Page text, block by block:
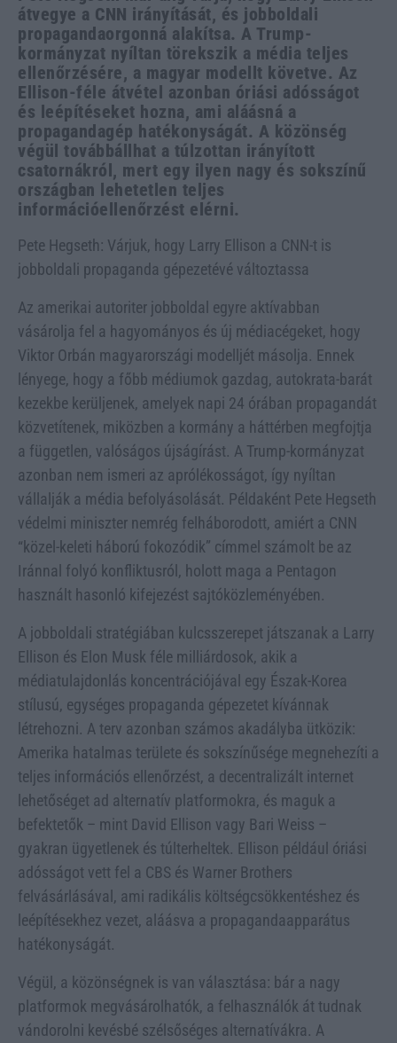
átvegye a CNN irányítását, és jobboldali
propagandaorgonná alakítsa. A Trump-
kormányzat nyíltan törekszik a média teljes
ellenőrzésére, a magyar modellt követve. Az
Ellison-féle átvétel azonban óriási adósságot
és leépítéseket hozna, ami aláásná a
propagandagép hatékonyságát. A közönség
végül továbbállhat a túlzottan irányított
csatornákról, mert egy ilyen nagy és sokszínű
országban lehetetlen teljes
információellenőrzést elérni.
Pete Hegseth: Várjuk, hogy Larry Ellison a CNN-t is
jobboldali propaganda gépezetévé változtassa
Az amerikai autoriter jobboldal egyre aktívabban
vásárolja fel a hagyományos és új médiacégeket, hogy
Viktor Orbán magyarországi modelljét másolja. Ennek
lényege, hogy a főbb médiumok gazdag, autokrata-barát
kezekbe kerüljenek, amelyek napi 24 órában propagandát
közvetítenek, miközben a kormány a háttérben megfojtja
a független, valóságos újságírást. A Trump-kormányzat
azonban nem ismeri az aprólékosságot, így nyíltan
vállalják a média befolyásolását. Példaként Pete Hegseth
védelmi miniszter nemrég felháborodott, amiért a CNN
“közel-keleti háború fokozódik” címmel számolt be az
Iránnal folyó konfliktusról, holott maga a Pentagon
használt hasonló kifejezést sajtóközleményében.
A jobboldali stratégiában kulcsszerepet játszanak a Larry
Ellison és Elon Musk féle milliárdosok, akik a
médiatulajdonlás koncentrációjával egy Észak-Korea
stílusú, egységes propaganda gépezetet kívánnak
létrehozni. A terv azonban számos akadályba ütközik:
Amerika hatalmas területe és sokszínűsége megnehezíti a
teljes információs ellenőrzést, a decentralizált internet
lehetőséget ad alternatív platformokra, és maguk a
befektetők – mint David Ellison vagy Bari Weiss –
gyakran ügyetlenek és túlterheltek. Ellison például óriási
adósságot vett fel a CBS és Warner Brothers
felvásárlásával, ami radikális költségcsökkentéshez és
leépítésekhez vezet, aláásva a propagandaapparátus
hatékonyságát.
Végül, a közönségnek is van választása: bár a nagy
platformok megvásárolhatók, a felhasználók át tudnak
vándorolni kevésbé szélsőséges alternatívákra. A